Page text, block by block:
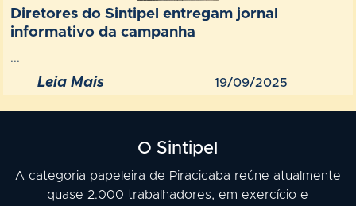
Diretores do Sintipel entregam jornal
informativo da campanha
...
Leia Mais 19/09/2025
O Sintipel
A categoria papeleira de Piracicaba reúne atualmente
quase 2.000 trabalhadores, em exercício e